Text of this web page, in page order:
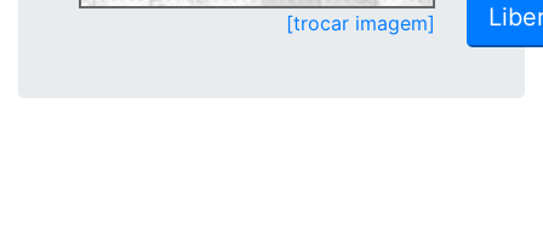
[trocar imagem]